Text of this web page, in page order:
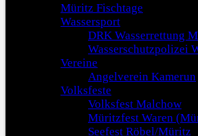
Müritz Fischtage
Wassersport
DRK Wasserrettung
Wasserschutzpolizei
Vereine
Angelverein Kamerun
Volksfeste
Volksfest Malchow
Müritzfest Waren
Seefest Röbel/Müritz